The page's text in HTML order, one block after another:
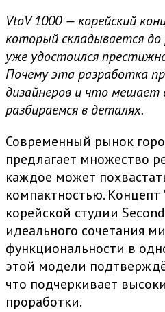
VtoV 1000 — корейский
который складывается
уже удостоился
Почему эта разработка
дизайнеров и что
разбираемся в деталях.
Современный рынок
предлагает множество
каждое может
компактностью. Концепт
корейской студии
идеального сочетания
функциональности в
этой модели
что подчеркивает
проработки.